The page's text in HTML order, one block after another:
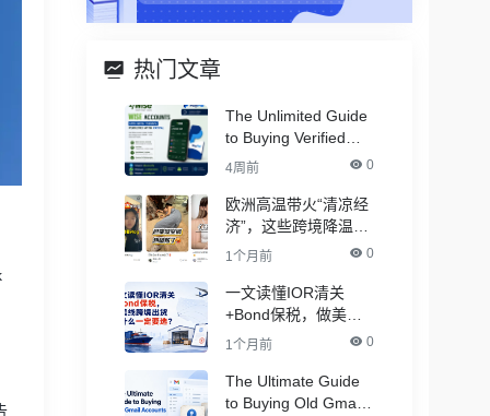
热门文章
The Unlimited Guide
to Buying Verified
PayPal Accounts –
4周前 0
欧洲高温带火“清凉经
济”，这些跨境降温品
类卖爆了！
1个月前 0
一文读懂IOR清关
+Bond保税，做美线
跨境出货为什么一定
1个月前 0
The Ultimate Guide
to Buying Old Gmail